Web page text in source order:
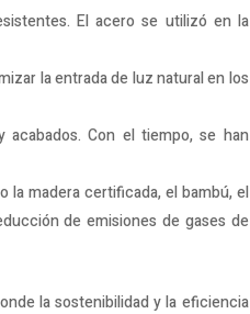
El acero se utilizó en la
la entrada de luz natural en los
Con el tiempo, se han
la madera certificada, el bambú, el
de emisiones de gases de
la sostenibilidad y la eficiencia